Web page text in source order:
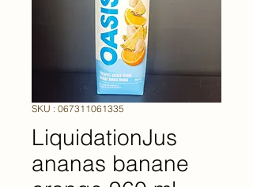
SKU : 067311061335
LiquidationJus
ananas banane